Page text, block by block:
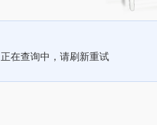
正在查询中，请刷新重试